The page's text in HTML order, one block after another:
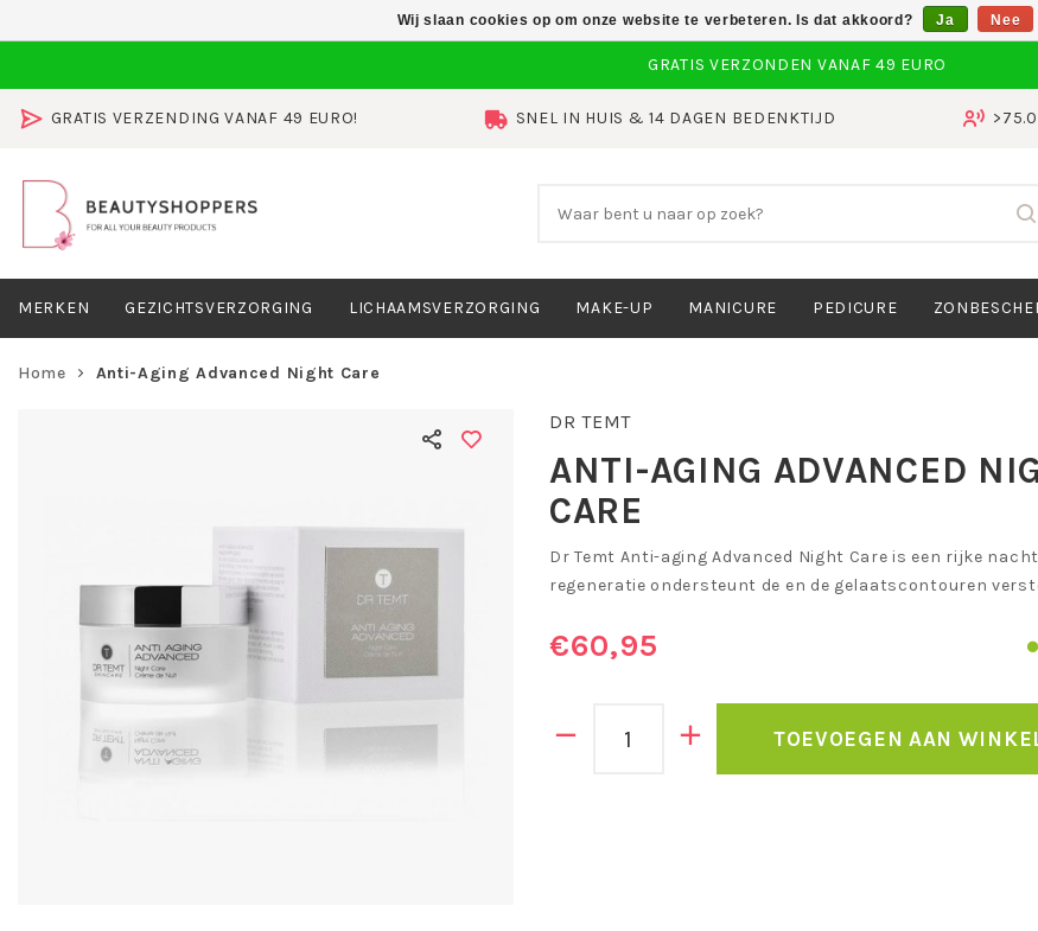
GRATIS VERZENDING VANAF 49 EURO! SNEL IN HUIS & 14 DAGEN BEDENKTIJD
MERKEN GEZICHTSVERZORGING LICHAAMSVERZORGING MAKE-UP MANICURE PEDICURE
Home Anti-Aging Advanced Night Care
DR TEMT
ANTI-AGING ADVANCED
CARE
Dr Temt Anti-aging Advanced Night Care is een rijke
regeneratie ondersteunt de en de gelaatscontouren
€60,95
TOEVOEGEN AAN
Wij slaan cookies op om onze website te verbeteren. Is dat akkoord? Ja Nee